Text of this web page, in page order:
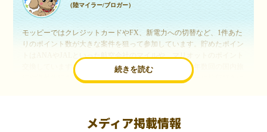
続きを読む
（陸マイラー/ブロガー）
モッピーではクレジットカードやFX、新電力への切替など、1件あた
りのポイント数が大きな案件を狙って参加しています。貯めたポイン
交換しています。このようにすることで、ほぼ無料で年数回の国内旅
行や海外旅行を実現しています。モッピーは陸マイラーや旅行好きに
いつものネットショッピングが、モッピーでお得
メディア掲載情報